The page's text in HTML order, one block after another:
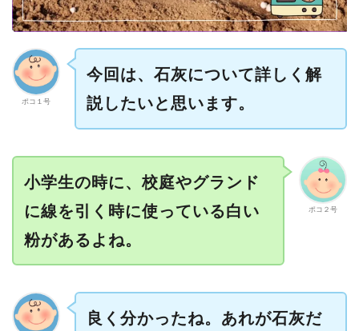
ポコ１号
今回は、石灰について詳しく解
説したいと思います。
ポコ２号
小学生の時に、校庭やグランド
に線を引く時に使っている白い
粉があるよね。
良く分かったね。あれが石灰だ